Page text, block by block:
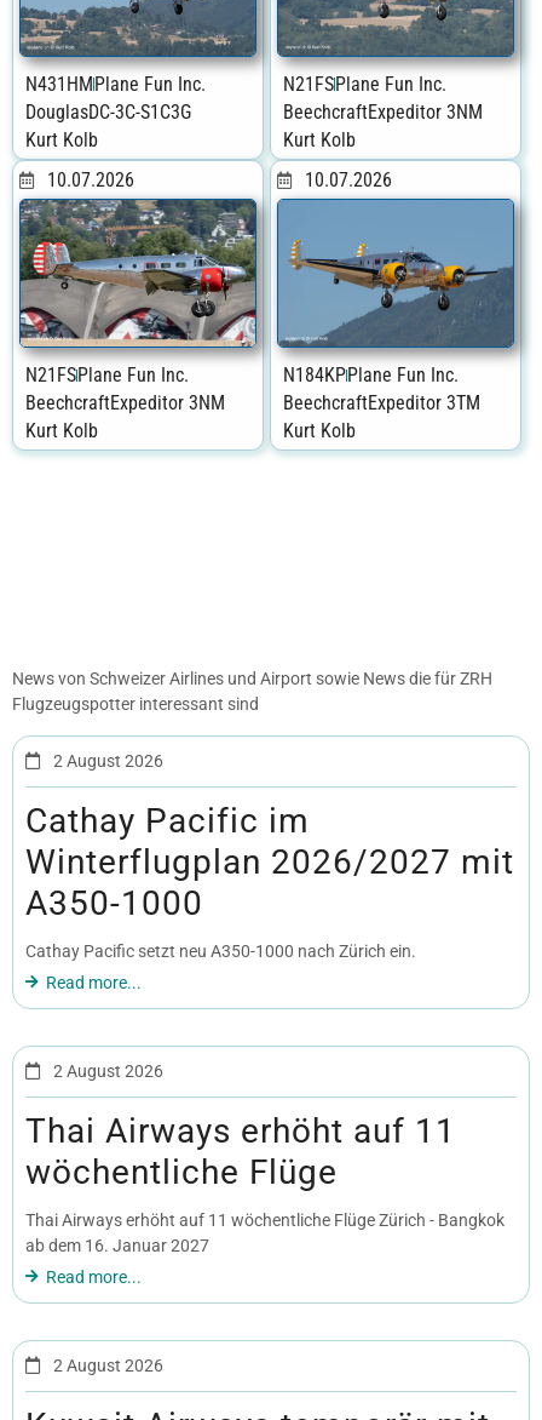
N431HM Plane Fun Inc.
DouglasDC-3C-S1C3G
Kurt Kolb
N21FSPlane Fun Inc.
BeechcraftExpeditor 3NM
Kurt Kolb
10.07.2026
N21FSPlane Fun Inc.
BeechcraftExpeditor 3NM
Kurt Kolb
10.07.2026
N184KPPlane Fun Inc.
BeechcraftExpeditor 3TM
Kurt Kolb
News von Schweizer Airlines und Airport sowie News die für ZRH
Flugzeugspotter interessant sind
2 August 2026
Cathay Pacific im
Winterflugplan 2026/2027 mit
A350-1000
Cathay Pacific setzt neu A350-1000 nach Zürich ein.
Read more...
2 August 2026
Thai Airways erhöht auf 11
wöchentliche Flüge
Thai Airways erhöht auf 11 wöchentliche Flüge Zürich - Bangkok
ab dem 16. Januar 2027
Read more...
2 August 2026